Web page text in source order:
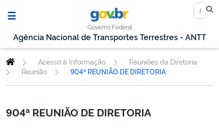
Governo Federal
Agência Nacional de Transportes Terrestres - ANTT
Acesso à Informação
Reuniões da Diretoria
Reunião
904ª REUNIÃO DE DIRETORIA
904ª REUNIÃO DE DIRETORIA